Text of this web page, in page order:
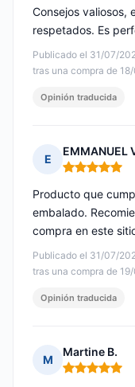
Publicado el 31/07/
tras una compra de
Consejos valiosos,
respetados. Es
Opinión traducida
E
EMMANUEL
Nota: 5 de 5
Publicado el 31/07/
tras una compra de
Producto que
embalado.
compra en este
Opinión traducida
M
Martine B.
Nota: 5 de 5